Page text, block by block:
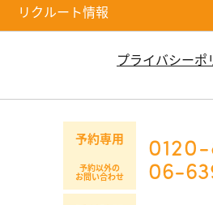
リクルート情報
プライバシーポ
予約専用 0120-
予約以外の
お問い合わせ 06-